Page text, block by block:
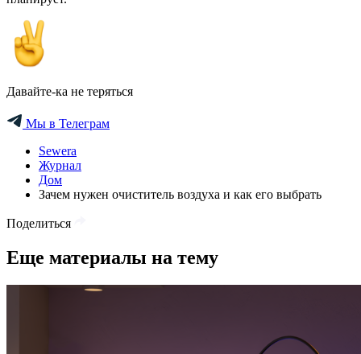
Давайте-ка не теряться
Мы в Телеграм
Sewera
Журнал
Дом
Зачем нужен очиститель воздуха и как его выбрать
Поделиться
Еще материалы на тему